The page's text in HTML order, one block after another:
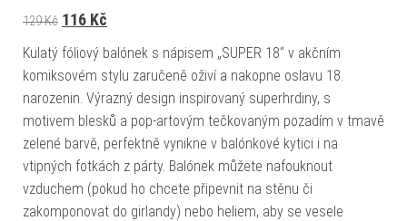
129Kč Původní cena byla: 129 Kč.
116 Kč
Kulatý fóliový balónek s nápisem „SUPER 18“ v akčním
komiksovém stylu zaručeně oživí a nakopne oslavu 18.
narozenin. Výrazný design inspirovaný superhrdiny, s
motivem blesků a pop-artovým tečkovaným pozadím v tmavě
zelené barvě, perfektně vynikne v balónkové kytici i na
vtipných fotkách z párty. Balónek můžete nafouknout
vzduchem (pokud ho chcete připevnit na stěnu či
zakomponovat do girlandy) nebo heliem, aby se vesele